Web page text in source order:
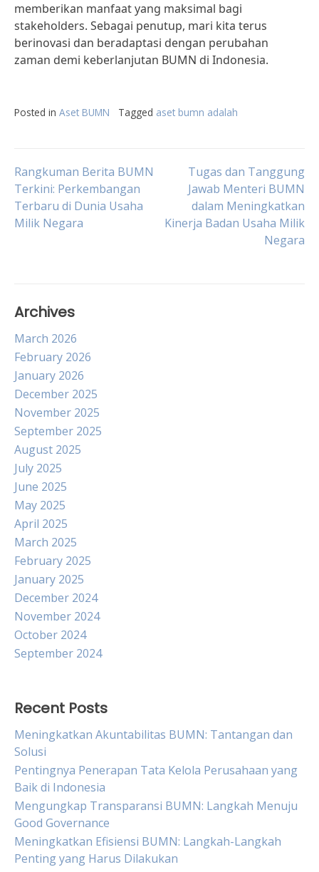
memberikan manfaat yang maksimal bagi
stakeholders. Sebagai penutup, mari kita terus
berinovasi dan beradaptasi dengan perubahan
zaman demi keberlanjutan BUMN di Indonesia.
Posted in Aset BUMN Tagged aset bumn adalah
Post
navigation
Rangkuman Berita BUMN
Terkini: Perkembangan
Terbaru di Dunia Usaha
Milik Negara
Tugas dan Tanggung
Jawab Menteri BUMN
dalam Meningkatkan
Kinerja Badan Usaha Milik
Negara
Archives
March 2026
February 2026
January 2026
December 2025
November 2025
September 2025
August 2025
July 2025
June 2025
May 2025
April 2025
March 2025
February 2025
January 2025
December 2024
November 2024
October 2024
September 2024
Recent Posts
Meningkatkan Akuntabilitas BUMN: Tantangan dan
Solusi
Pentingnya Penerapan Tata Kelola Perusahaan yang
Baik di Indonesia
Mengungkap Transparansi BUMN: Langkah Menuju
Good Governance
Meningkatkan Efisiensi BUMN: Langkah-Langkah
Penting yang Harus Dilakukan